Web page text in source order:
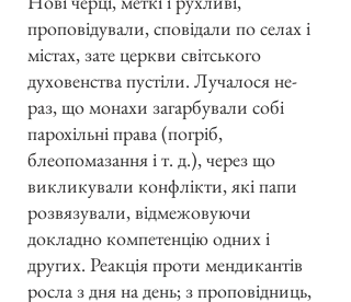
проповідували, сповідали по селах і
містах, зате церкви світського
духовенства пустіли. Лучалося не-
раз, що монахи загарбували собі
парохільні права (погріб,
блеопомазання і т. д.), через що
викликували конфлікти, які папи
розвязували, відмежовуючи
докладно компетенцію одних і
других. Реакція проти мендикантів
росла з дня на день; з проповідниць,